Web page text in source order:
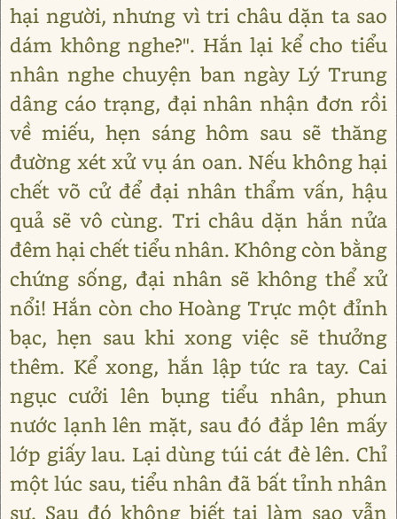
hại người, nhưng vì tri châu dặn ta sao
dám không nghe?". Hắn lại kể cho tiểu
nhân nghe chuyện ban ngày Lý Trung
dâng cáo trạng, đại nhân nhận đơn rồi
về miếu, hẹn sáng hôm sau sẽ thăng
đường xét xử vụ án oan. Nếu không hại
chết võ cử để đại nhân thẩm vấn, hậu
quả sẽ vô cùng. Tri châu dặn hắn nửa
đêm hại chết tiểu nhân. Không còn bằng
chứng sống, đại nhân sẽ không thể xử
nổi! Hắn còn cho Hoàng Trực một đỉnh
bạc, hẹn sau khi xong việc sẽ thưởng
thêm. Kể xong, hắn lập tức ra tay. Cai
ngục cưởi lên bụng tiểu nhân, phun
nước lạnh lên mặt, sau đó đắp lên mấy
lớp giấy lau. Lại dùng túi cát đè lên. Chỉ
một lúc sau, tiểu nhân đã bất tỉnh nhân
sự. Sau đó không biết tại làm sao vẫn